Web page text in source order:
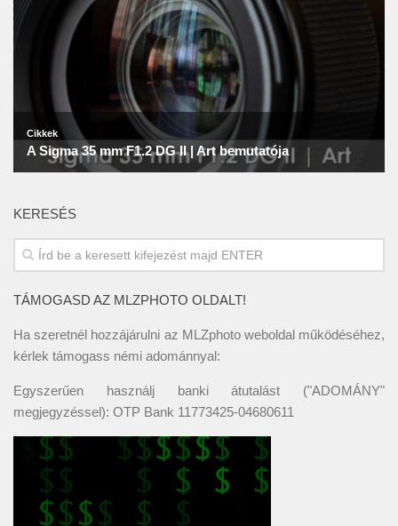
KERESÉS
TÁMOGASD AZ MLZPHOTO OLDALT!
Ha szeretnél hozzájárulni az MLZphoto weboldal működéséhez,
kérlek támogass némi adománnyal:
Egyszerűen használj banki átutalást ("ADOMÁNY"
megjegyzéssel): OTP Bank 11773425-04680611